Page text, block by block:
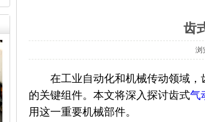
齿
浏
在工业自动化和机械传动领域，
的关键组件。本文将深入探讨齿式气
用这一重要机械部件。